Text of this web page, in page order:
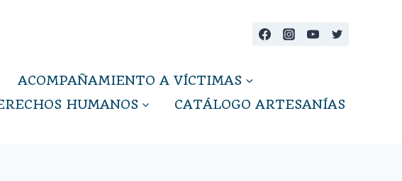
ACOMPAÑAMIENTO A VÍCTIMAS
HUMANOS
CATÁLOGO ARTESANÍAS